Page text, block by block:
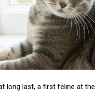
long last, a first feline at the